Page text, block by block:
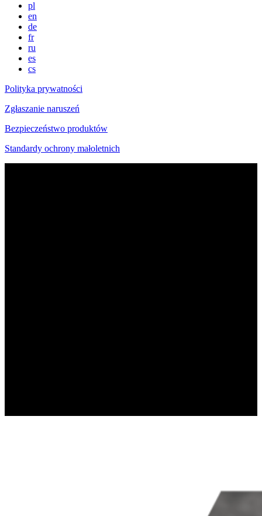
pl
en
de
fr
ru
es
cs
Polityka prywatności
Zgłaszanie naruszeń
Bezpieczeństwo produktów
Standardy ochrony małoletnich